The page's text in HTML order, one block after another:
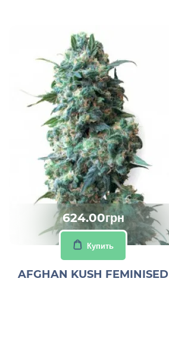
624.00грн
Купить
AFGHAN KUSH FEMINISED